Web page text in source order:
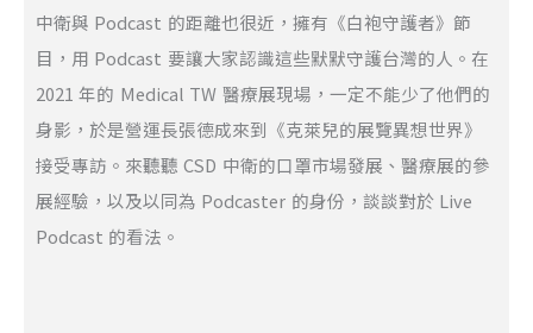
中衛與 Podcast 的距離也很近，擁有《白袍守護者》節
目，用 Podcast 要讓大家認識這些默默守護台灣的人。在
2021 年的 Medical TW 醫療展現場，一定不能少了他們的
身影，於是營運長張德成來到《克萊兒的展覽異想世界》
接受專訪。來聽聽 CSD 中衛的口罩市場發展、醫療展的參
展經驗，以及以同為 Podcaster 的身份，談談對於 Live
Podcast 的看法。